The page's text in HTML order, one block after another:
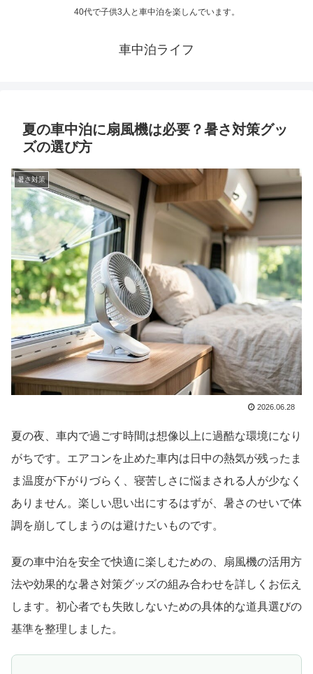
40代で子供3人と車中泊を楽しんでいます。
車中泊ライフ
夏の車中泊に扇風機は必要？暑さ対策グッ
ズの選び方
暑さ対策
2026.06.28
夏の夜、車内で過ごす時間は想像以上に過酷な環境になり
がちです。エアコンを止めた車内は日中の熱気が残ったま
ま温度が下がりづらく、寝苦しさに悩まされる人が少なく
ありません。楽しい思い出にするはずが、暑さのせいで体
調を崩してしまうのは避けたいものです。
夏の車中泊を安全で快適に楽しむための、扇風機の活用方
法や効果的な暑さ対策グッズの組み合わせを詳しくお伝え
します。初心者でも失敗しないための具体的な道具選びの
基準を整理しました。